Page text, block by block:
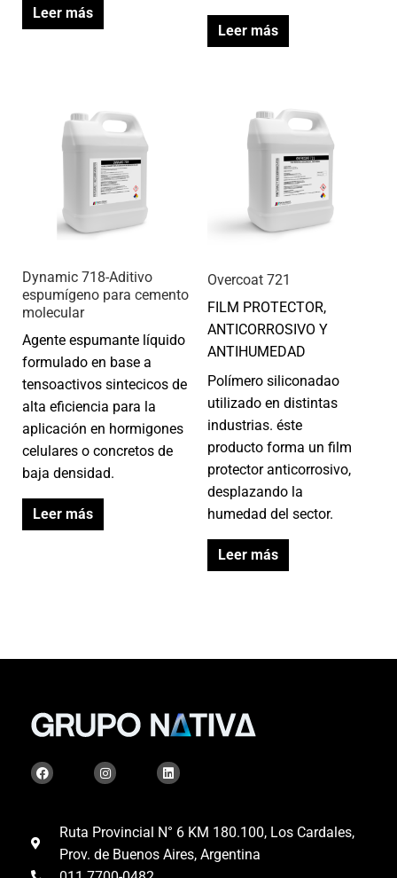
Leer más
Leer más
Dynamic 718-Aditivo
espumígeno para cemento
molecular
Agente espumante líquido
formulado en base a
tensoactivos sintecicos de
alta eficiencia para la
aplicación en hormigones
celulares o concretos de
baja densidad.
Leer más
Overcoat 721
FILM PROTECTOR,
ANTICORROSIVO Y
ANTIHUMEDAD
Polímero siliconadao
utilizado en distintas
industrias. éste
producto forma un film
protector anticorrosivo,
desplazando la
humedad del sector.
Leer más
F
a
I
n
g
r
a
L
i
d
n
Ruta Provincial N° 6 KM 180.100, Los Cardales,
Prov. de Buenos Aires, Argentina